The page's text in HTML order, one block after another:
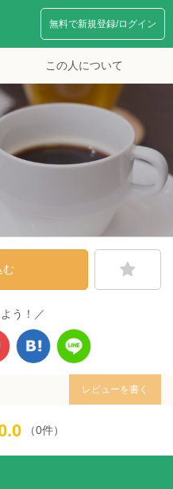
無料で新規登録/ログイン
この人について
む
う！／
レビューを書く
（0件）